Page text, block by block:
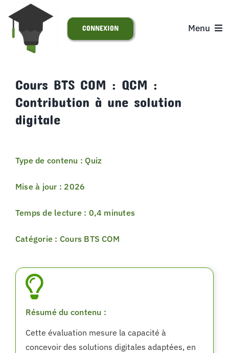
Passer
contenu
Menu
S’INSCRIRE
SUPPORT
CONNEXION
Cours BTS COM : QCM :
Contribution à une solution
digitale
Type de contenu : Quiz
Mise à jour : 2026
Temps de lecture : 0,4 minutes
Catégorie : Cours BTS COM
Résumé du contenu :
Cette évaluation mesure la capacité à
concevoir des solutions digitales adaptées, en